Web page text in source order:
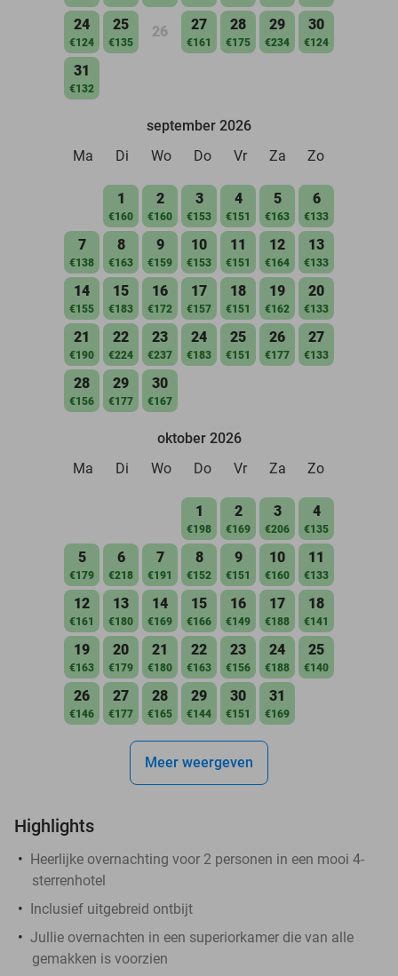
24
€124
25
€135
26 27
€161
28
€175
29
€234
30
€124
31
€132
september 2026
Ma
Di Wo Do Vr Za Zo
1
€160
2
€160
3
€153
4
€151
5
€163
6
€133
7
€138
8
€163
9
€159
10
€153
11
€151
12
€164
13
€133
14
€155
15
€183
16
€172
17
€157
18
€151
19
€162
20
€133
21
€190
22
€224
23
€237
24
€183
25
€151
26
€177
27
€133
28
€156
29
€177
30
€167
oktober 2026
Ma
Di Wo Do Vr Za Zo
1
€198
2
€169
3
€206
4
€135
5
€179
6
€218
7
€191
8
€152
9
€151
10
€160
11
€133
12
€161
13
€180
14
€169
15
€166
16
€149
17
€188
18
€141
19
€163
20
€179
21
€180
22
€163
23
€156
24
€188
25
€140
26
€146
27
€177
28
€165
29
€144
30
€151
31
€169
Meer weergeven
Highlights
Heerlijke overnachting voor 2 personen in een mooi 4-
sterrenhotel
Inclusief uitgebreid ontbijt
Jullie overnachten in een superiorkamer die van alle
gemakken is voorzien